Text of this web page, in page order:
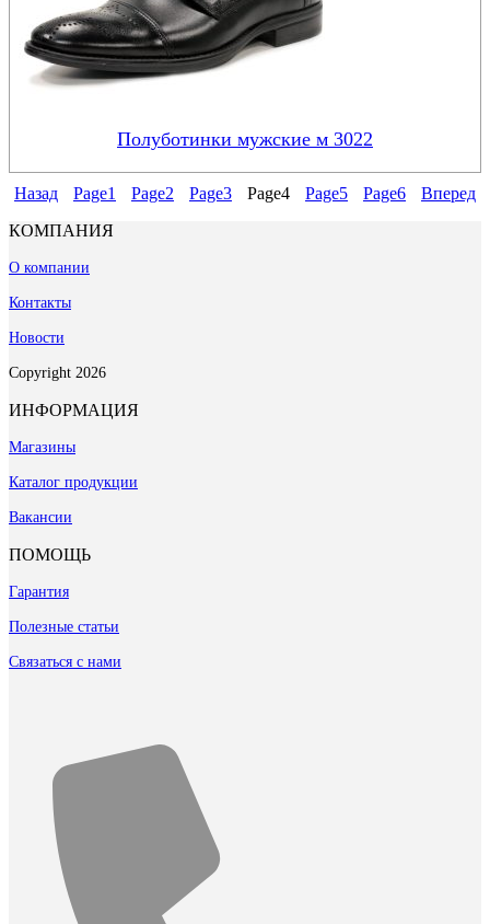
Полуботинки мужские м 3022
Назад Page1 Page2 Page3 Page4 Page5 Page6
Вперед
КОМПАНИЯ
О компании
Контакты
Новости
Copyright 2026
ИНФОРМАЦИЯ
Магазины
Каталог продукции
Вакансии
ПОМОЩЬ
Гарантия
Полезные статьи
Связаться с нами